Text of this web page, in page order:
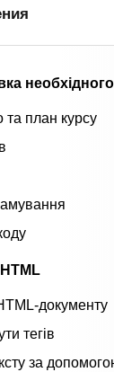
план курсу
документу
тегів
за